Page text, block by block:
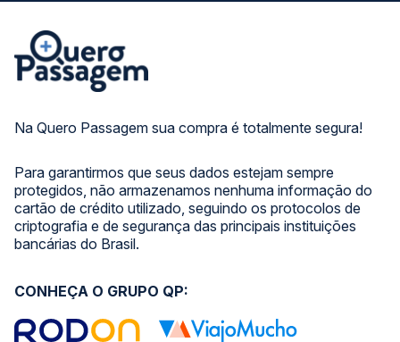
Na Quero Passagem sua compra é totalmente segura!
Para garantirmos que seus dados estejam sempre
protegidos, não armazenamos nenhuma informação do
cartão de crédito utilizado, seguindo os protocolos de
criptografia e de segurança das principais instituições
bancárias do Brasil.
CONHEÇA O GRUPO QP: